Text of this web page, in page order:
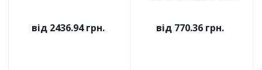
від 2436.94 грн. від 770.36 грн.